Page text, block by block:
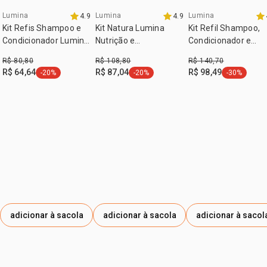
exclusivo aqui
Lumina 4.9
Kit Refis Shampoo e
Condicionador Lumina
Profunda (2 produtos)
R$ 80,80
R$ 64,64 etiqueta -20%
-20%
adicionar à sacola
exclusivo aqui
Lumina 4.9
Kit Natura Lumina
Nutrição e
Shampoo e
Condicionador
R$ 108,80
R$ 87,04 etiqueta -20%
-20%
adicionar à sacola
Lumina
Kit Refil Shampoo,
Condicionador e
Restauração e Liso
Prolongado
R$ 140,70
R$ 98,49 etiqueta -
-30%
adicionar à